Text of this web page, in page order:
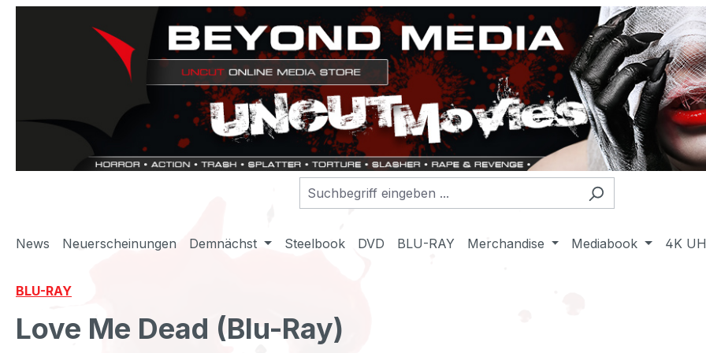
Zur Hauptnavigation springen
News Neuerscheinungen Demnächst Steelbook DVD BLU-RAY Merchandise Mediabook 4K
BLU-RAY
Love Me Dead (Blu-Ray)